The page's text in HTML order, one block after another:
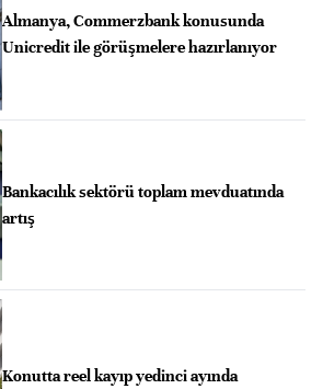
Almanya, Commerzbank konusunda
Unicredit ile görüşmelere hazırlanıyor
Bankacılık sektörü toplam mevduatında
artış
Konutta reel kayıp yedinci ayında